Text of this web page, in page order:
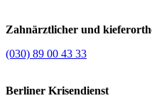
Zahnärztlicher und
(030) 89 00 43 33
Berliner Krisendienst